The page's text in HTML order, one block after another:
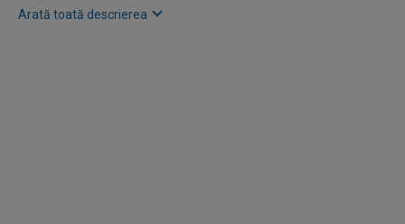
șantier
Arată toată descrierea